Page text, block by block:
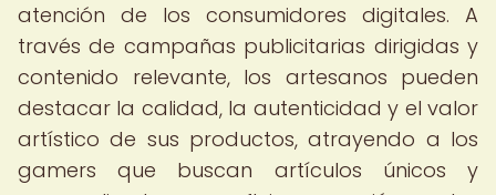
atención de los consumidores digitales. A
través de campañas publicitarias dirigidas y
contenido relevante, los artesanos pueden
destacar la calidad, la autenticidad y el valor
artístico de sus productos, atrayendo a los
gamers que buscan artículos únicos y